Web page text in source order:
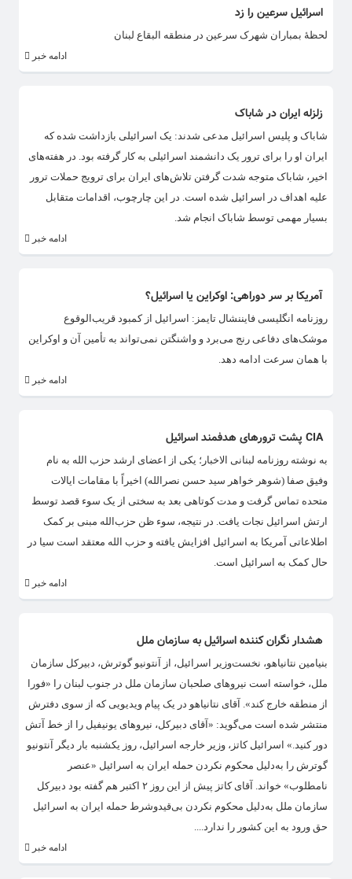
اسرائیل سرعین را زد
لحظۀ بمباران شهرک سرعین در منطقه البقاع لبنان
ادامه خبر
زلزله ایران در شاباک
شاباک و پلیس اسرائیل مدعی شدند: یک اسرائیلی بازداشت شده که
ایران او را برای ترور یک دانشمند اسرائیلی به کار گرفته بود. در هفته‌های
اخیر، شاباک متوجه شدت گرفتن تلاش‌های ایران برای ترویج حملات ترور
علیه اهداف در اسرائیل شده است. در این چارچوب، اقدامات متقابل
بسیار مهمی توسط شاباک انجام شد.
ادامه خبر
آمریکا بر سر دوراهی: اوکراین یا اسرائیل؟
روزنامه انگلیسی فایننشال تایمز: اسرائیل از کمبود قریب‌الوقوع
موشک‌های دفاعی رنج می‌برد و واشنگتن نمی‌تواند به تأمین آن و اوکراین
با همان سرعت ادامه دهد.
ادامه خبر
CIA پشت ترورهای هدفمند اسرائیل
به نوشته روزنامه لبنانی الاخبار؛ یکی از اعضای ارشد حزب الله به نام
وفیق صفا (شوهر خواهر سید حسن نصرالله) اخیراً با مقامات ایالات
متحده تماس گرفت و مدت کوتاهی بعد به سختی از یک سوء قصد توسط
ارتش اسرائیل نجات یافت. در نتیجه، سوء ظن حزب‌الله مبنی بر کمک
اطلاعاتی آمریکا به اسرائیل افزایش یافته و حزب‌ الله معتقد است سیا در
حال کمک به اسرائیل است.
ادامه خبر
هشدار نگران کننده اسرائیل به سازمان ملل
بنیامین نتانیاهو، نخست‌وزیر اسرائیل، از آنتونیو گوترش، دبیرکل سازمان
ملل، خواسته است نیروهای صلحبان سازمان ملل در جنوب لبنان را «فورا
از منطقه خارج کند». آقای نتانیاهو در یک پیام ویدیویی که از سوی دفترش
منتشر شده است می‌گوید: «آقای دبیرکل، نیروهای یونیفیل را از خط آتش
دور کنید.» اسرائیل کاتز، وزیر خارجه اسرائیل، روز یکشنبه بار دیگر آنتونیو
گوترش را به‌دلیل محکوم نکردن حمله ایران به اسرائیل «عنصر
نامطلوب» خواند. آقای کاتز پیش از این روز ۲ اکتبر هم گفته بود دبیرکل
سازمان ملل به‌دلیل محکوم نکردن بی‌قیدوشرط حمله ایران به اسرائیل
حق ورود به این کشور را ندارد....
ادامه خبر